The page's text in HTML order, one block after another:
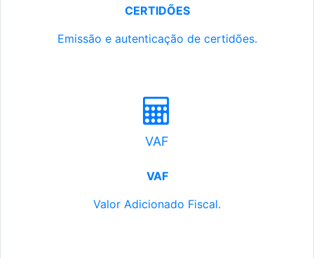
CERTIDÕES
Emissão e autenticação de certidões.
VAF
VAF
Valor Adicionado Fiscal.